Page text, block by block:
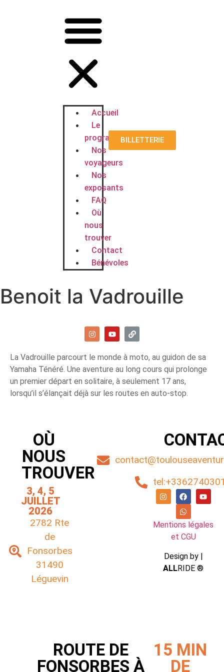
Accueil
Le
programme
Nos
voyageurs
Nos
exposants
FAQ
Où
nous
trouver
Contact
Bénévoles
BILLETTERIE
Benoit la Vadrouille
La Vadrouille parcourt le monde à moto, au guidon de sa
Yamaha Ténéré. Une aventure au long cours qui prolonge
un premier départ en solitaire, à seulement 17 ans,
lorsqu’il s’élançait déjà sur les routes en auto-stop.
OÙ
NOUS
TROUVER
3, 4, 5
JUILLET
2026
2782 Rte
de
Fonsorbes
31490
Léguevin
Mentions légales
et CGU
Design by |
ALLRIDE ®
ROUTE DE
FONSORBES À
15 MIN
DE